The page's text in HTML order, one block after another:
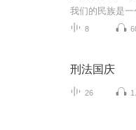
8
刑法国庆
26